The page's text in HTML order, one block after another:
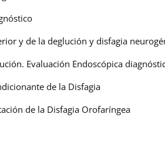
y de la deglución y disfagia
Evaluación Endoscópica
de la Disfagia
de la Disfagia Orofaríngea